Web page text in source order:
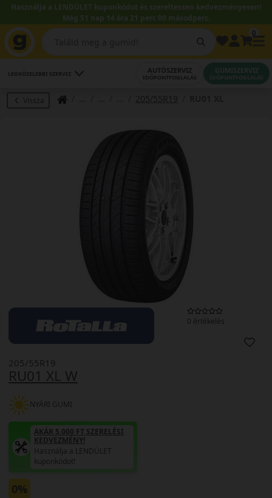
Használja a LENDÜLET kuponkódot és szereltessen kedvezményesen!
Még 51 nap 14 óra 20 perc 59 másodperc.
LEGKÖZELEBBI SZERVIZ AUTÓSZERVIZ
IDŐPONTFOGLALÁS
GUMISZERVIZ
IDŐPONTFOGLALÁS
Vissza 205/55R19
0 értékelés
RU01 XL W
205/55R19
NYÁRI GUMI
AKÁR 5.000 FT SZERELÉSI
KEDVEZMÉNY!
Használja a LENDÜLET
kuponkódot!
0%